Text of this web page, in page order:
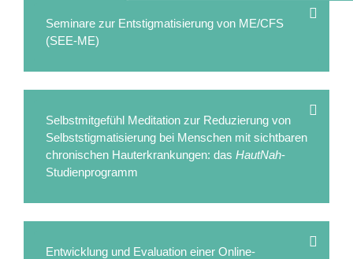
Seminare zur Entstigmatisierung von ME/CFS
(SEE-ME)
Selbstmitgefühl Meditation zur Reduzierung von
Selbststigmatisierung bei Menschen mit sichtbaren
chronischen Hauterkrankungen: das HautNah-
Studienprogramm
Entwicklung und Evaluation einer Online-